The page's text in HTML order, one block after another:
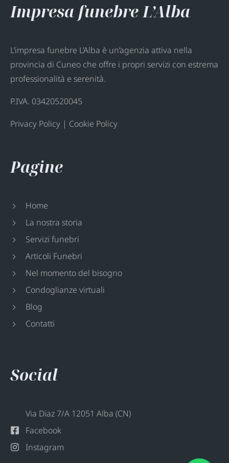
Impresa funebre L’Alba
L’impresa funebre L’Alba è un’agenzia attiva nella
provincia di Cuneo che offre i propri servizi con estrema
professionalità e serenità.
P.IVA. 03420520045
Privacy Policy | Cookie Policy
Pagine
Home
La nostra storia
Servizi funebri
Articoli Funebri
Nel momento del bisogno
Condoglianze virtuali
Blog
Contatti
Social
Via Diaz 7/A 12051 Alba (CN)
Facebook
Instagram